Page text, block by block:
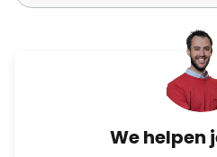
We helpen